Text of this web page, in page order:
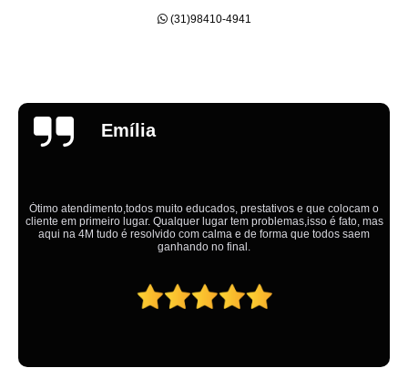
(31)98410-4941
Emília
Ótimo atendimento,todos muito educados, prestativos e que colocam o
cliente em primeiro lugar. Qualquer lugar tem problemas,isso é fato, mas
aqui na 4M tudo é resolvido com calma e de forma que todos saem
ganhando no final.